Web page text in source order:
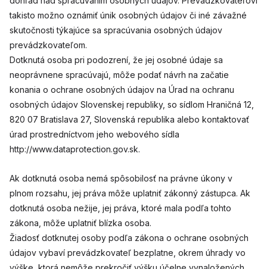
takisto možno oznámiť únik osobných údajov či iné závažné
skutočnosti týkajúce sa spracúvania osobných údajov
prevádzkovateľom.
Dotknutá osoba pri podozrení, že jej osobné údaje sa
neoprávnene spracúvajú, môže podať návrh na začatie
konania o ochrane osobných údajov na Úrad na ochranu
osobných údajov Slovenskej republiky, so sídlom Hraničná 12,
820 07 Bratislava 27, Slovenská republika alebo kontaktovať
úrad prostredníctvom jeho webového sídla
http://www.dataprotection.gov.sk.
Ak dotknutá osoba nemá spôsobilosť na právne úkony v
plnom rozsahu, jej práva môže uplatniť zákonný zástupca. Ak
dotknutá osoba nežije, jej práva, ktoré mala podľa tohto
zákona, môže uplatniť blízka osoba.
Žiadosť dotknutej osoby podľa zákona o ochrane osobných
údajov vybaví prevádzkovateľ bezplatne, okrem úhrady vo